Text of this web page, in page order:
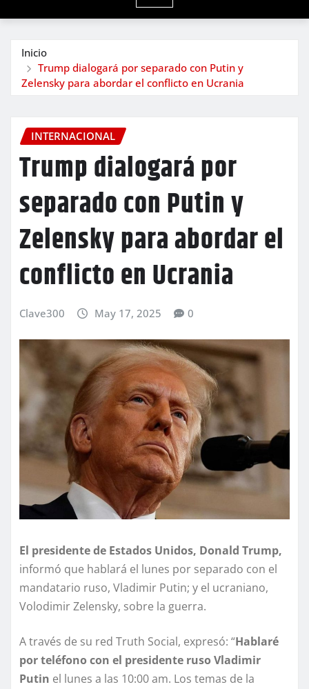
Inicio
Trump dialogará por separado con Putin y
Zelensky para abordar el conflicto en Ucrania
INTERNACIONAL
Trump dialogará por
separado con Putin y
Zelensky para abordar el
conflicto en Ucrania
Clave300 May 17, 2025 0
El presidente de Estados Unidos, Donald Trump,
informó que hablará el lunes por separado con el
mandatario ruso, Vladimir Putin; y el ucraniano,
Volodimir Zelensky, sobre la guerra.
A través de su red Truth Social, expresó: “Hablaré
por teléfono con el presidente ruso Vladimir
Putin el lunes a las 10:00 am. Los temas de la